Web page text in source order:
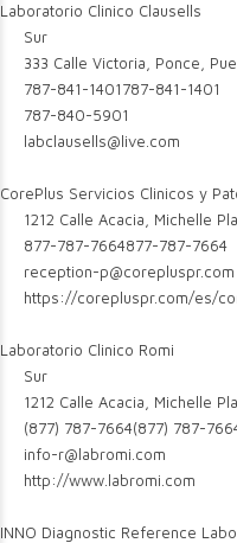
Laboratorio Clinico Clausells
Sur
333 Calle Victoria, Ponce,
787-841-1401787-841-1401
787-840-5901
labclausells@live.com
CorePlus Servicios Clinicos y
1212 Calle Acacia, Michelle
877-787-7664877-787-7664
reception-p@corepluspr.com
https://corepluspr.com/es/
Laboratorio Clinico Romi
Sur
1212 Calle Acacia, Michelle
(877) 787-7664(877) 787-
info-r@labromi.com
http://www.labromi.com
INNO Diagnostic Reference